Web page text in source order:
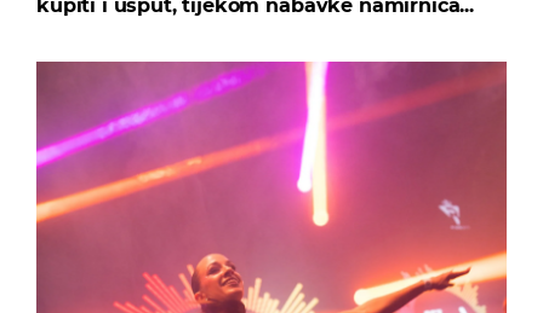
kupiti i usput, tijekom nabavke namirnica...